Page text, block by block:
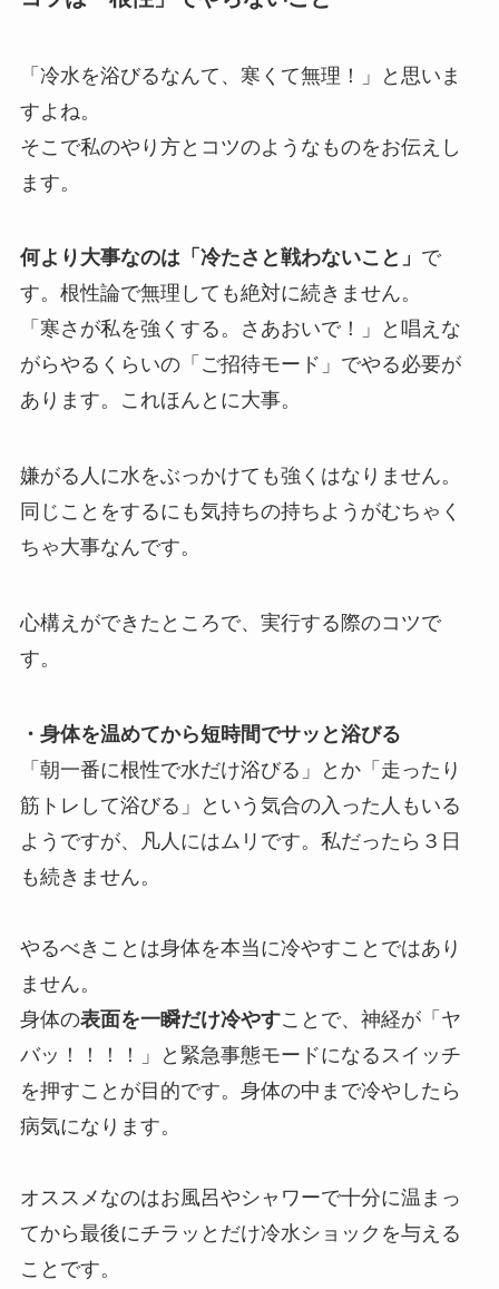
「冷水を浴びるなんて、寒くて無理！」と思いま
すよね。
そこで私のやり方とコツのようなものをお伝えし
ます。
何より大事なのは「冷たさと戦わないこと」 で
す。根性論で無理しても絶対に続きません。
「寒さが私を強くする。さあおいで！」と唱えな
がらやるくらいの「ご招待モード」でやる必要が
あります。これほんとに大事。
嫌がる人に水をぶっかけても強くはなりません。
同じことをするにも気持ちの持ちようがむちゃく
ちゃ大事なんです。
心構えができたところで、実行する際のコツで
す。
・身体を温めてから短時間でサッと浴びる
「朝一番に根性で水だけ浴びる」とか「走ったり
筋トレして浴びる」という気合の入った人もいる
ようですが、凡人にはムリです。私だったら３日
も続きません。
やるべきことは身体を本当に冷やすことではあり
ません。
身体の表面を一瞬だけ冷やすことで、神経が「ヤ
バッ！！！！」と緊急事態モードになるスイッチ
を押すことが目的です。身体の中まで冷やしたら
病気になります。
オススメなのはお風呂やシャワーで十分に温まっ
てから最後にチラッとだけ冷水ショックを与える
ことです。